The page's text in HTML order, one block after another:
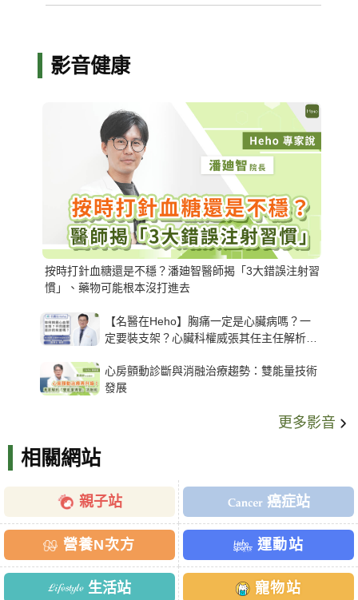
影音健康
按時打針血糖還是不穩？潘廸智醫師揭「3大錯誤注射習
慣」、藥物可能根本沒打進去
【名醫在Heho】胸痛一定是心臟病嗎？一
定要裝支架？心臟科權威張其任主任解析支
心房顫動診斷與消融治療趨勢：雙能量技術
發展
更多影音
相關網站
親子站 癌症站
營養N次方 運動站
生活站 寵物站